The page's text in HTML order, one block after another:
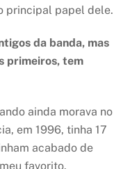
principal papel dele.
da banda, mas
primeiros, tem
ainda morava no
em 1996, tinha 17
acabado de
favorito.